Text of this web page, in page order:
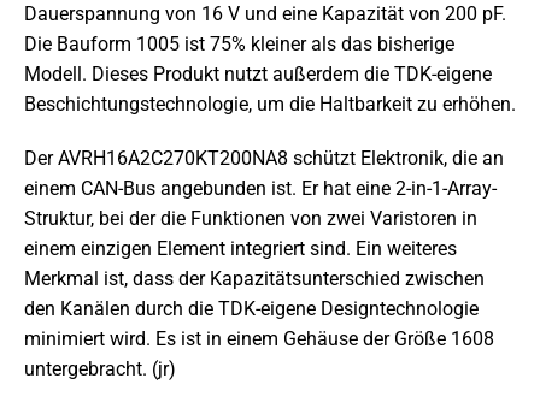
Dauerspannung von 16 V und eine Kapazität von 200 pF.
Die Bauform 1005 ist 75% kleiner als das bisherige
Modell. Dieses Produkt nutzt außerdem die TDK-eigene
Beschichtungstechnologie, um die Haltbarkeit zu erhöhen.
Der AVRH16A2C270KT200NA8 schützt Elektronik, die an
einem CAN-Bus angebunden ist. Er hat eine 2-in-1-Array-
Struktur, bei der die Funktionen von zwei Varistoren in
einem einzigen Element integriert sind. Ein weiteres
Merkmal ist, dass der Kapazitätsunterschied zwischen
den Kanälen durch die TDK-eigene Designtechnologie
minimiert wird. Es ist in einem Gehäuse der Größe 1608
untergebracht. (jr)